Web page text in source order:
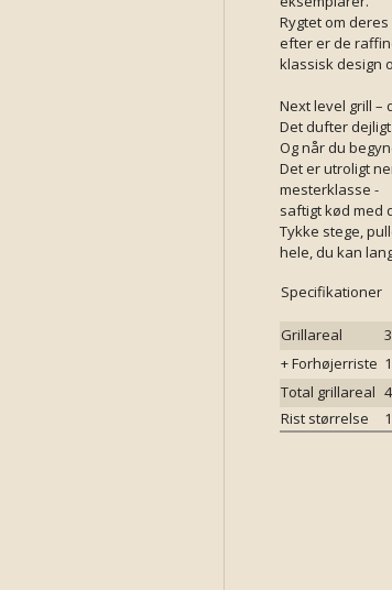
Rygtet om
efter er de
klassisk design
Next level grill –
Det dufter
Og når du
Det er utroligt
mesterklasse -
saftigt kød med
Tykke stege,
hele, du kan
Specifikationer
Grillareal
+ Forhøjerriste
Total grillareal
Rist størrelse